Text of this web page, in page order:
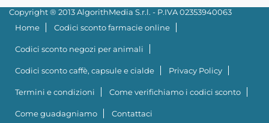
Copyright ® 2013 AlgorithMedia S.r.l. - P.IVA 02353940063
Home
Codici sconto farmacie online
Codici sconto negozi per animali
Codici sconto caffè, capsule e cialde Privacy Policy
Termini e condizioni Come verifichiamo i codici sconto
Come guadagniamo Contattaci